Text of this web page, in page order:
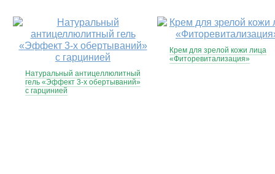
Натуральный антицеллюлитный
гель «Эффект 3-х обертываний»
с гарцинией
Крем для зрелой кожи лица
«Фиторевитализация»